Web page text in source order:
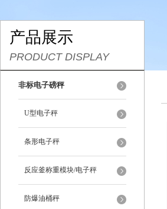
产品展示
PRODUCT DISPLAY
非标电子磅秤
U型电子秤
条形电子秤
反应釜称重模块/电子秤
防爆油桶秤